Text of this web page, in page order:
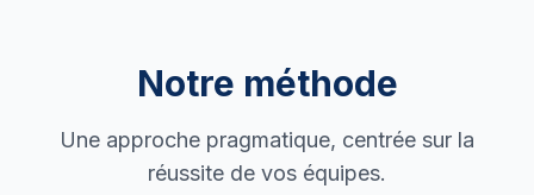
Notre méthode
Une approche pragmatique, centrée sur la
réussite de vos équipes.